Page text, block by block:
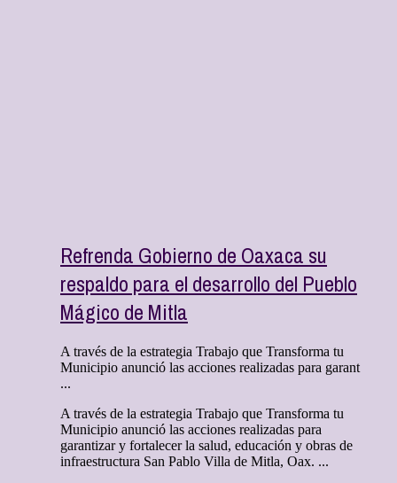
Refrenda Gobierno de Oaxaca su
respaldo para el desarrollo del Pueblo
Mágico de Mitla
A través de la estrategia Trabajo que Transforma tu
Municipio anunció las acciones realizadas para garant
...
A través de la estrategia Trabajo que Transforma tu
Municipio anunció las acciones realizadas para
garantizar y fortalecer la salud, educación y obras de
infraestructura San Pablo Villa de Mitla, Oax. ...